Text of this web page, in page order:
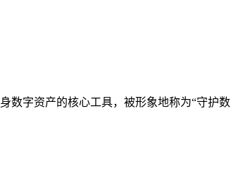
字资产的核心工具，被形象地称为“守护